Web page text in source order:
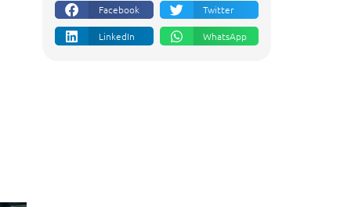
Facebook Twitter
LinkedIn WhatsApp